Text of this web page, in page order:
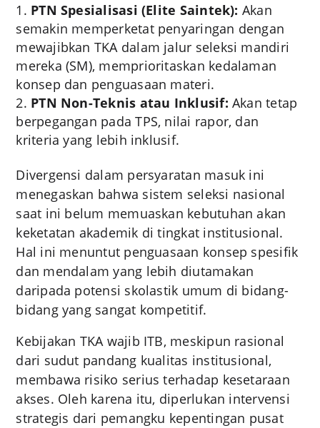
PTN Spesialisasi (Elite Saintek): Akan
semakin memperketat penyaringan dengan
mewajibkan TKA dalam jalur seleksi mandiri
mereka (SM), memprioritaskan kedalaman
konsep dan penguasaan materi.
PTN Non-Teknis atau Inklusif: Akan tetap
berpegangan pada TPS, nilai rapor, dan
kriteria yang lebih inklusif.
Divergensi dalam persyaratan masuk ini
menegaskan bahwa sistem seleksi nasional
saat ini belum memuaskan kebutuhan akan
keketatan akademik di tingkat institusional.
Hal ini menuntut penguasaan konsep spesifik
dan mendalam yang lebih diutamakan
daripada potensi skolastik umum di bidang-
bidang yang sangat kompetitif.
Kebijakan TKA wajib ITB, meskipun rasional
dari sudut pandang kualitas institusional,
membawa risiko serius terhadap kesetaraan
akses. Oleh karena itu, diperlukan intervensi
strategis dari pemangku kepentingan pusat